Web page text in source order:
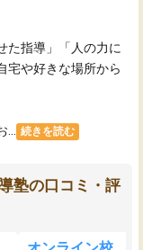
た指導」「人の力に
宅や好きな場所から
続きを読む
塾の口コミ・評